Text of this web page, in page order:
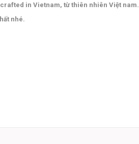
in Vietnam, từ thiên nhiên Việt nam.
nhé.